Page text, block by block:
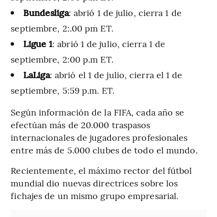
Bundesliga: abrió 1 de julio, cierra 1 de
septiembre, 2:.00 pm ET.
Ligue 1: abrió 1 de julio, cierra 1 de
septiembre, 2:00 p.m ET.
LaLiga: abrió el 1 de julio, cierra el 1 de
septiembre, 5:59 p.m. ET.
Según información de la FIFA, cada año se
efectúan más de 20.000 traspasos
internacionales de jugadores profesionales
entre más de 5.000 clubes de todo el mundo.
Recientemente, el máximo rector del fútbol
mundial dio nuevas directrices sobre los
fichajes de un mismo grupo empresarial.